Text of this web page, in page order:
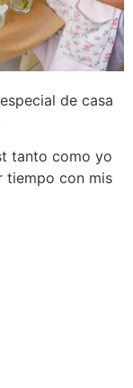
de casa
tanto como yo
tiempo con mis